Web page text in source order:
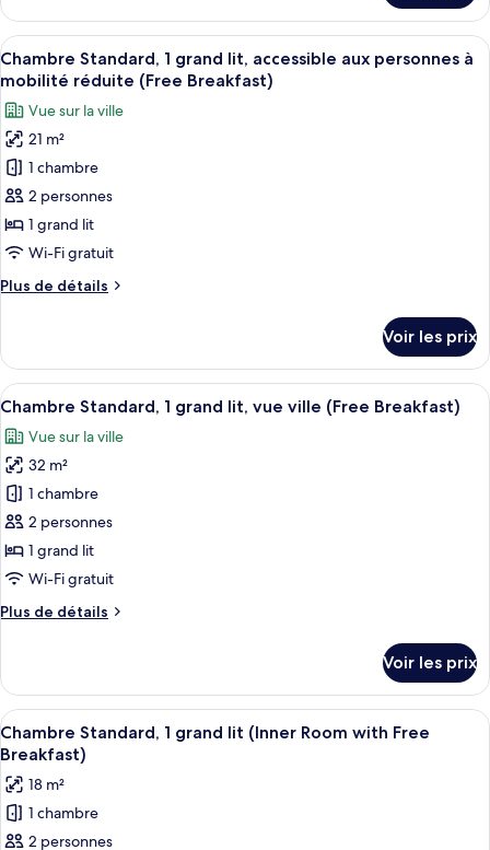
lits
(Free
Breakfast)
le
type
de
chambre
Standard,
plusieurs
lits
(Free
Breakfast)
Afficher
toutes
les
photos
pour
ce
type
de
chambre :
Standard,
lit,
accessible
aux
personnes
à
mobilité
réduite
(Free
Breakfast)
Une chambre d’hôtel avec un lit,
3
Chambre Standard, 1 grand lit, accessible aux personnes à
mobilité réduite (Free Breakfast)
Vue sur la ville
21 m²
1 chambre
2 personnes
1 grand lit
Wi-Fi gratuit
Plus de détails
Plus
le
type
de
Chambre
Standard,
grand
lit,
accessible
aux
personnes
mobilité
Breakfast)
Voir les prix
Afficher
toutes
les
photos
pour
ce
type
de
chambre :
Chambre
grand
lit,
vue
ville
(Free
Breakfast)
Une chambre d’hôtel avec un grand
9
Chambre Standard, 1 grand lit, vue ville (Free Breakfast)
Vue sur la ville
32 m²
1 chambre
2 personnes
1 grand lit
Wi-Fi gratuit
Plus de détails
Plus
le
type
de
chambre
Standard,
grand
Voir les prix
Afficher
toutes
les
photos
pour
Une chambre d’hôtel avec un grand
5
Chambre Standard, 1 grand lit (Inner Room with Free
Breakfast)
18 m²
1 chambre
2 personnes